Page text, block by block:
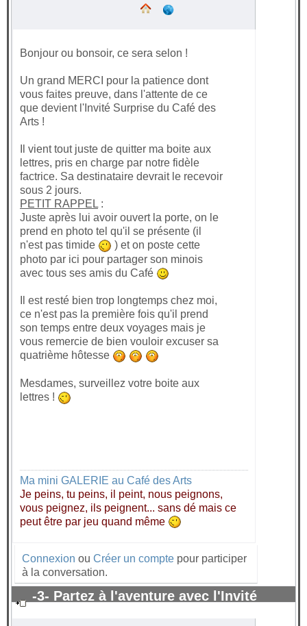
Bonjour ou bonsoir, ce sera selon !
Un grand MERCI pour la patience dont
vous faites preuve, dans l'attente de ce
que devient l'Invité Surprise du Café des
Arts !
Il vient tout juste de quitter ma boite aux
lettres, pris en charge par notre fidèle
factrice. Sa destinataire devrait le recevoir
sous 2 jours.
PETIT RAPPEL :
Juste après lui avoir ouvert la porte, on le
prend en photo tel qu'il se présente (il
n'est pas timide
) et on poste cette
photo par ici pour partager son minois
avec tous ses amis du Café
Il est resté bien trop longtemps chez moi,
ce n'est pas la première fois qu'il prend
son temps entre deux voyages mais je
vous remercie de bien vouloir excuser sa
quatrième hôtesse
Mesdames, surveillez votre boite aux
lettres !
Ma mini GALERIE au Café des Arts
Je peins, tu peins, il peint, nous peignons,
vous peignez, ils peignent... sans dé mais ce
peut être par jeu quand même
Connexion ou Créer un compte pour participer
à la conversation.
-3- Partez à l'aventure avec l'Invité